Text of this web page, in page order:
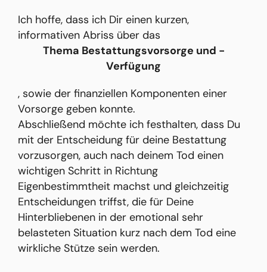
Ich hoffe, dass ich Dir einen kurzen,
informativen Abriss über das
Thema Bestattungsvorsorge und -
Verfügung
, sowie der finanziellen Komponenten einer
Vorsorge geben konnte.
Abschließend möchte ich festhalten, dass Du
mit der Entscheidung für deine Bestattung
vorzusorgen, auch nach deinem Tod einen
wichtigen Schritt in Richtung
Eigenbestimmtheit machst und gleichzeitig
Entscheidungen triffst, die für Deine
Hinterbliebenen in der emotional sehr
belasteten Situation kurz nach dem Tod eine
wirkliche Stütze sein werden.